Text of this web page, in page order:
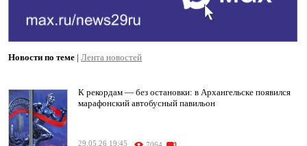
Новости по теме | Лента новостей
К рекордам — без остановки: в Архангельске появился
марафонский автобусный павильон
29.05.26 19:45